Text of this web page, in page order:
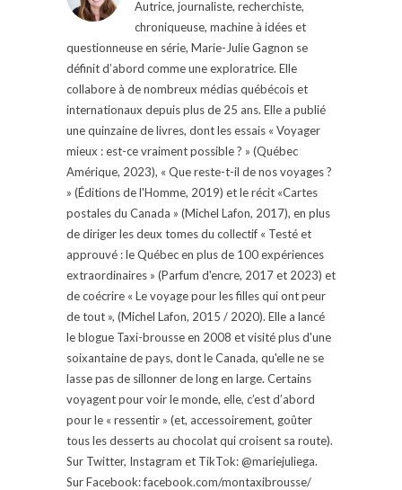
Autrice, journaliste, recherchiste,
chroniqueuse, machine à idées et
questionneuse en série, Marie-Julie Gagnon se
définit d’abord comme une exploratrice. Elle
collabore à de nombreux médias québécois et
internationaux depuis plus de 25 ans. Elle a publié
une quinzaine de livres, dont les essais « Voyager
mieux : est-ce vraiment possible ? » (Québec
Amérique, 2023), « Que reste-t-il de nos voyages ?
» (Éditions de l'Homme, 2019) et le récit «Cartes
postales du Canada » (Michel Lafon, 2017), en plus
de diriger les deux tomes du collectif « Testé et
approuvé : le Québec en plus de 100 expériences
extraordinaires » (Parfum d'encre, 2017 et 2023) et
de coécrire « Le voyage pour les filles qui ont peur
de tout », (Michel Lafon, 2015 / 2020). Elle a lancé
le blogue Taxi-brousse en 2008 et visité plus d'une
soixantaine de pays, dont le Canada, qu'elle ne se
lasse pas de sillonner de long en large. Certains
voyagent pour voir le monde, elle, c’est d’abord
pour le « ressentir » (et, accessoirement, goûter
tous les desserts au chocolat qui croisent sa route).
Sur Twitter, Instagram et TikTok: @mariejuliega.
Sur Facebook: facebook.com/montaxibrousse/